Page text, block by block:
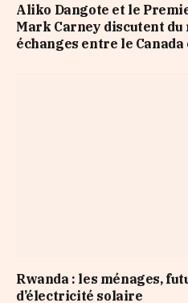
Aliko Dangote et le
Mark Carney discutent
échanges entre le Canada
Rwanda : les ménages,
d’électricité solaire